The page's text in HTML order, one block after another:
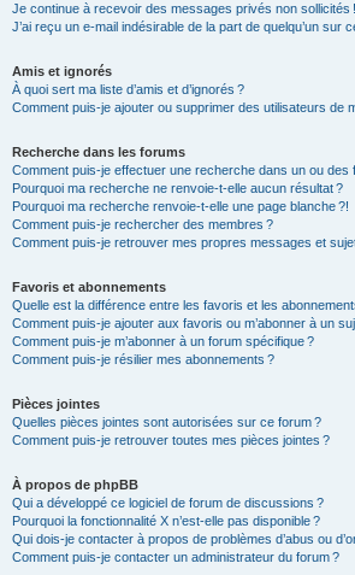
Je continue à recevoir des messages privés non sollicités !
J’ai reçu un e-mail indésirable de la part de quelqu’un sur
Amis et ignorés
À quoi sert ma liste d’amis et d’ignorés ?
Comment puis-je ajouter ou supprimer des utilisateurs de
Recherche dans les forums
Comment puis-je effectuer une recherche dans un ou des
Pourquoi ma recherche ne renvoie-t-elle aucun résultat ?
Pourquoi ma recherche renvoie-t-elle une page blanche ?!
Comment puis-je rechercher des membres ?
Comment puis-je retrouver mes propres messages et
Favoris et abonnements
Quelle est la différence entre les favoris et les
Comment puis-je ajouter aux favoris ou m’abonner à un
Comment puis-je m’abonner à un forum spécifique ?
Comment puis-je résilier mes abonnements ?
Pièces jointes
Quelles pièces jointes sont autorisées sur ce forum ?
Comment puis-je retrouver toutes mes pièces jointes ?
À propos de phpBB
Qui a développé ce logiciel de forum de discussions ?
Pourquoi la fonctionnalité X n’est-elle pas disponible ?
Qui dois-je contacter à propos de problèmes d’abus ou
Comment puis-je contacter un administrateur du forum ?